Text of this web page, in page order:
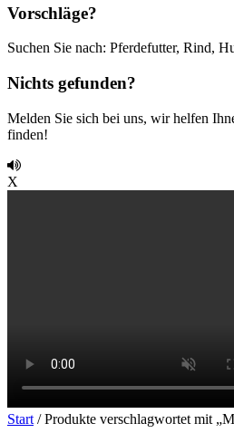
Vorschläge?
Suchen Sie nach: Pferdefutter, Rind,
Nichts gefunden?
Melden Sie sich bei uns, wir helfen
finden!
X
Start / Produkte verschlagwortet mit